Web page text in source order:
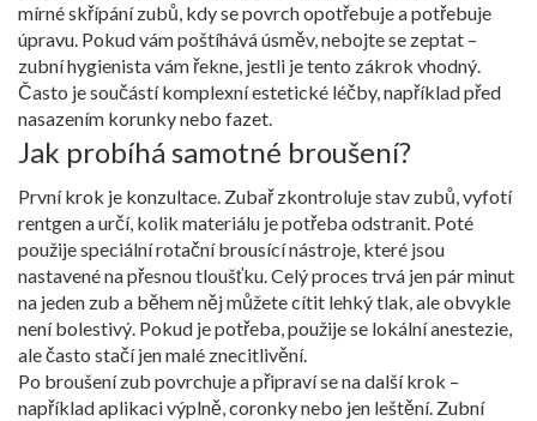
mírné skřípání zubů, kdy se povrch opotřebuje a potřebuje
úpravu. Pokud vám poštíhává úsměv, nebojte se zeptat –
zubní hygienista vám řekne, jestli je tento zákrok vhodný.
Často je součástí komplexní estetické léčby, například před
nasazením korunky nebo fazet.
Jak probíhá samotné broušení?
První krok je konzultace. Zubař zkontroluje stav zubů, vyfotí
rentgen a určí, kolik materiálu je potřeba odstranit. Poté
použije speciální rotační brousící nástroje, které jsou
nastavené na přesnou tloušťku. Celý proces trvá jen pár minut
na jeden zub a během něj můžete cítit lehký tlak, ale obvykle
není bolestivý. Pokud je potřeba, použije se lokální anestezie,
ale často stačí jen malé znecitlivění.
Po broušení zub povrchuje a připraví se na další krok –
například aplikaci výplně, coronky nebo jen leštění. Zubní